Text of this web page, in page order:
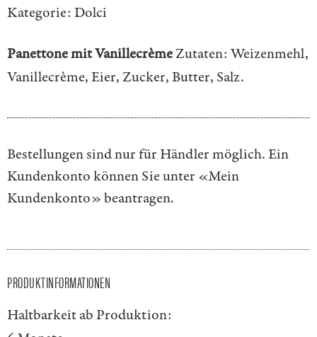
Kategorie: Dolci
Panettone mit VanillecrèmeZutaten: Weizenmehl,
Vanillecrème, Eier, Zucker, Butter, Salz.
Bestellungen sind nur für Händler möglich. Ein
Kundenkonto können Sie unter «Mein
Kundenkonto»beantragen.
PRODUKTINFORMATIONEN
Haltbarkeit ab Produktion: